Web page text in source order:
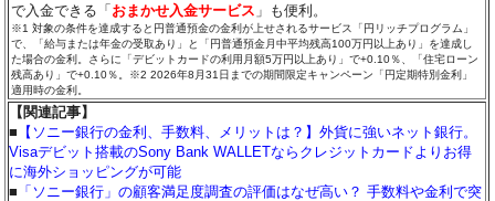
で入金できる「おまかせ入金サービス 」も便利。
※1 対象の条件を達成すると円普通預金の金利が上せされるサービス「円リッチプログラム」
で、「給与または年金の受取あり」と「円普通預金月中平均残高100万円以上あり」を達成し
た場合の金利。さらに「デビットカードの利用月額5万円以上あり」で+0.10％、「住宅ローン
残高あり」で+0.10％。※2 2026年8月31日までの期間限定キャンペーン「円定期特別金利」
適用時の金利。
【関連記事】
■ 【ソニー銀行の金利、手数料、メリットは？】外貨に強いネット銀行。
Visaデビット搭載のSony Bank WALLETならクレジットカードよりお得
に海外ショッピングが可能
■ 「ソニー銀行」の顧客満足度調査の評価はなぜ高い？ 手数料や金利で突